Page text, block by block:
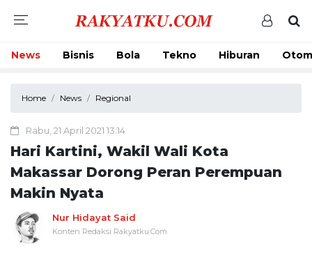
News Bisnis Bola Tekno Hiburan
Home News Regional
Rabu, 21 April 2021 13:14
Hari Kartini, Wakil Wali Kota
Makassar Dorong Peran Perempuan
Makin Nyata
Nur Hidayat Said
Konten Redaksi Rakyatku.Com